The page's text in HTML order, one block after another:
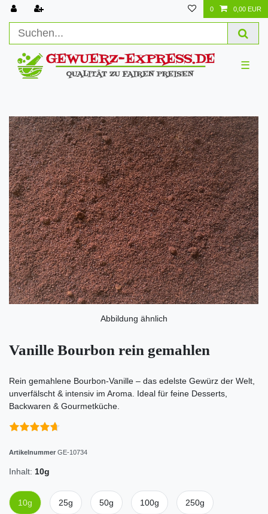
0 0,00 EUR
☰
Abbildung ähnlich
Vanille Bourbon rein gemahlen
Rein gemahlene Bourbon-Vanille – das edelste Gewürz der Welt,
unverfälscht & intensiv im Aroma. Ideal für feine Desserts,
Backwaren & Gourmetküche.
Artikelnummer GE-10734
Inhalt: 10g
10g 25g 50g 100g 250g